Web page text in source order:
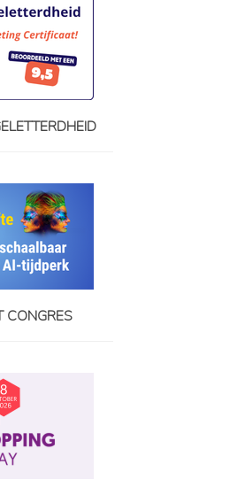
CONGRES